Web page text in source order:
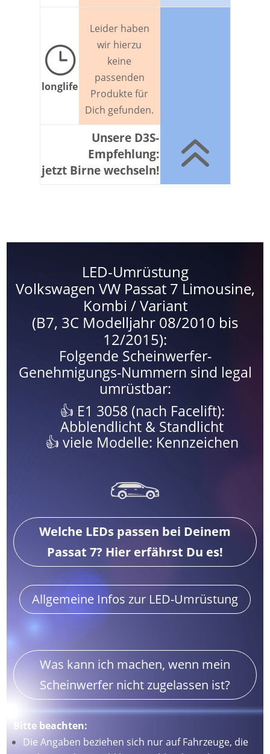
}
longlife
Leider haben
wir hierzu
keine
passenden
Produkte für
Dich gefunden.
Unsere D3S-
Empfehlung:
jetzt Birne wechseln!
6
LED-Umrüstung
Volkswagen VW Passat 7 Limousine,
Kombi / Variant
(B7, 3C Modelljahr 08/2010 bis
12/2015):
Folgende Scheinwerfer-
Genehmigungs-Nummern sind legal
umrüstbar:
E1 3058 (nach Facelift):
Abblendlicht & Standlicht
viele Modelle: Kennzeichen
Welche LEDs passen bei Deinem
Passat 7? Hier erfährst Du es!
Allgemeine Infos zur LED-Umrüstung
Was kann ich machen, wenn mein
Scheinwerfer nicht zugelassen ist?
Bitte beachten:
Die Angaben beziehen sich nur auf Fahrzeuge, die